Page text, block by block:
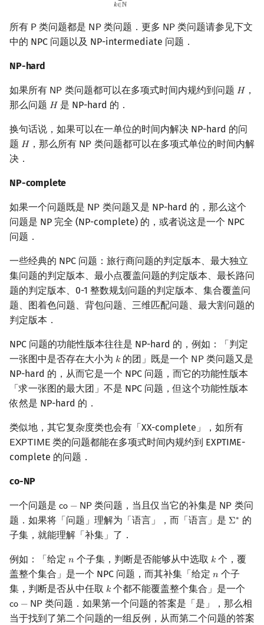
𝑘∈ℕ
所有 𝖯
P 类问题都是 𝖭𝖯
NP类问题．更多 𝖭𝖯
NP 类问题请参见下文
中的 NPC 问题以及 NP-intermediate 问题．
NP-hard
如果所有 𝖭𝖯
NP 类问题都可以在多项式时间内规约到问题 𝐻
H，
那么问题 𝐻
H 是 NP-hard 的．
换句话说，如果可以在一单位的时间内解决 NP-hard 的问
题 𝐻
H ，那么所有 𝖭𝖯
NP 类问题都可以在多项式单位的时间内解
决．
NP-complete
如果一个问题既是 𝖭𝖯
NP 类问题又是 NP-hard 的，那么这个
问题是 NP 完全 (NP-complete) 的，或者说这是一个 NPC
问题．
一些经典的 NPC 问题：旅行商问题的判定版本、最大独立
集问题的判定版本、最小点覆盖问题的判定版本、最长路问
题的判定版本、0-1 整数规划问题的判定版本、集合覆盖问
题、图着色问题、背包问题、三维匹配问题、最大割问题的
判定版本．
NPC 问题的功能性版本往往是 NP-hard 的，例如：「判定
一张图中是否存在大小为 𝑘
k 的团」既是一个 𝖭𝖯
NP类问题又是
NP-hard 的，从而它是一个 NPC 问题，而它的功能性版本
「求一张图的最大团」不是 NPC 问题，但这个功能性版本
依然是 NP-hard 的．
类似地，其它复杂度类也会有「XX-complete」，如所有
𝖤𝖷𝖯𝖳 𝖨𝖬𝖤
EXPTIME
类的问题都能在多项式时间内规约到 EXPTIME-
complete 的问题．
co-NP
一个问题是 𝖼𝗈 − 𝖭𝖯
co −NP 类问题，当且仅当它的补集是 𝖭𝖯
NP 类问
题．如果将「问题」理解为「语言」，而「语言」是 Σ∗
Σ∗ 的
子集，就能理解「补集」了．
例如：「给定 𝑛
n 个子集，判断是否能够从中选取 𝑘
k个，覆
盖整个集合」是一个 NPC 问题，而其补集「给定 𝑛
n 个子
集，判断是否从中任取 𝑘
k 个都不能覆盖整个集合」是一个
𝖼𝗈 − 𝖭𝖯
co −NP
类问题．如果第一个问题的答案是「是」，那么相
当于找到了第二个问题的一组反例，从而第二个问题的答案